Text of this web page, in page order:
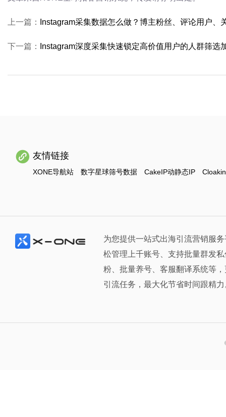
上一篇： Instagram采集数据怎么做？博主粉丝、评论用户、
下一篇： Instagram深度采集快速锁定高价值用户的人群筛选
友情链接
XONE导航站 数字星球筛号数据 CakeIP动静态IP
为您提供一站式出海引流营销服
松管理上千账号、支持批量群发
粉、批量养号、客服翻译系统等
引流任务，最大化节省时间跟精力